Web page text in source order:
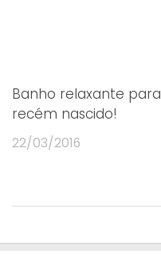
Banho relaxante para
recém nascido!
22/03/2016